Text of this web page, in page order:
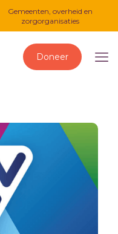
Gemeenten, overheid en
zorgorganisaties
Doneer